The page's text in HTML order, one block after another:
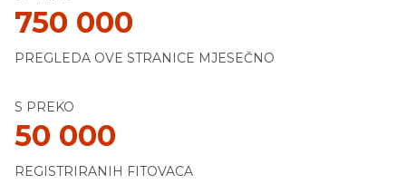
750 000
PREGLEDA OVE STRANICE MJESEČNO
S PREKO
50 000
REGISTRIRANIH FITOVACA